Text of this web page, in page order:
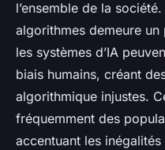
Romane • 25 avril 2025 6
l’ensemble de la
algorithmes demeure
les systèmes d’IA
biais humains, créant
algorithmique injustes.
fréquemment des
accentuant les